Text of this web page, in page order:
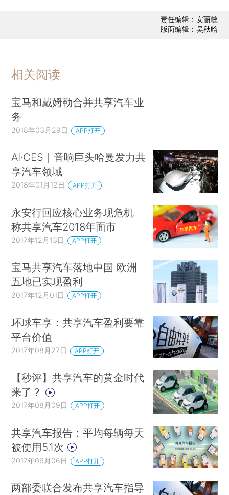
责任编辑：安丽敏
版面编辑：吴秋晗
相关阅读
宝马和戴姆勒合并共享汽车业
务
2018年03月29日 APP打开
AI·CES｜音响巨头哈曼发力共
享汽车领域
2018年01月12日 APP打开
永安行回应核心业务现危机
称共享汽车2018年面市
2017年12月13日 APP打开
宝马共享汽车落地中国 欧洲
五地已实现盈利
2017年12月01日 APP打开
环球车享：共享汽车盈利要靠
平台价值
2017年08月27日 APP打开
【秒评】共享汽车的黄金时代
来了？
2017年08月09日 APP打开
共享汽车报告：平均每辆每天
被使用5.1次
2017年06月06日 APP打开
两部委联合发布共享汽车指导